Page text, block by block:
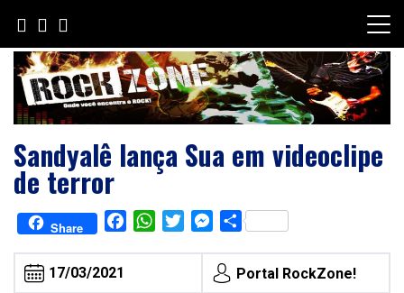
content
Sandyalê lança Sua em videoclipe
de terror
Share FacebookWhatsAppTwitterMessenger
Share
17/03/2021 Portal RockZone!